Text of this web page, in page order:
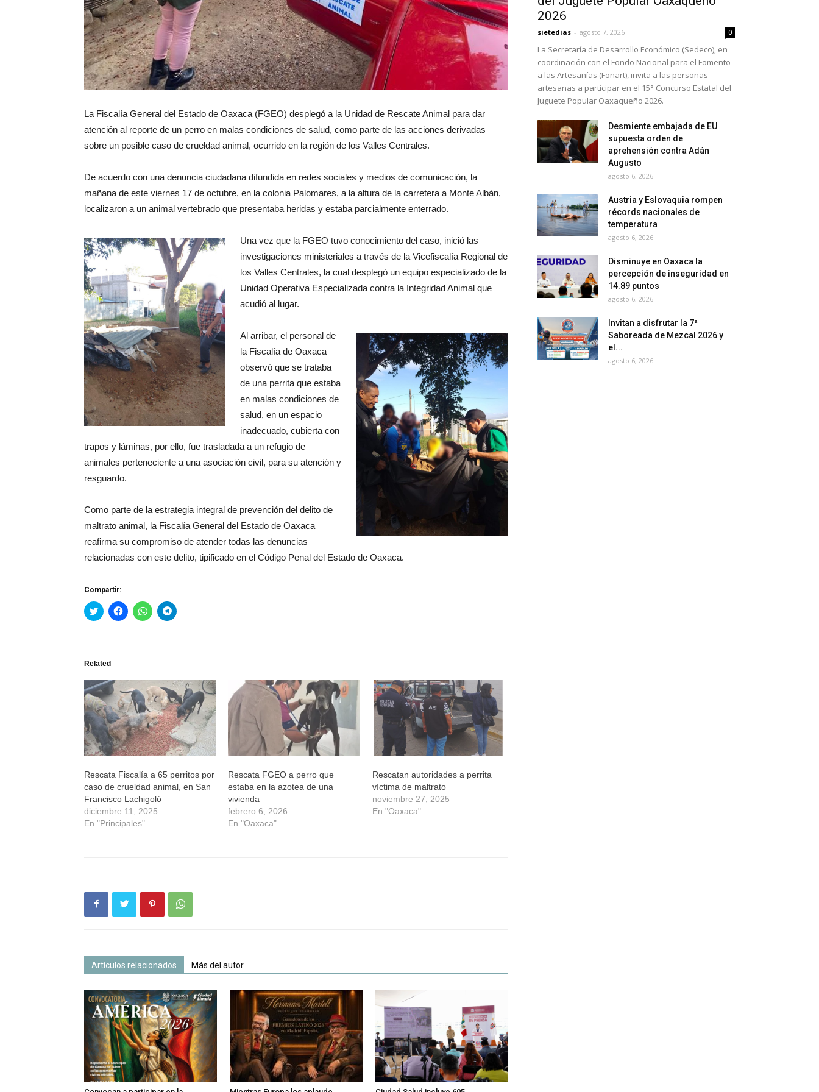
La Fiscalía General del Estado de Oaxaca (FGEO) desplegó a la Unidad de Rescate Animal para dar
atención al reporte de un perro en malas condiciones de salud, como parte de las acciones derivadas
sobre un posible caso de crueldad animal, ocurrido en la región de los Valles Centrales.
De acuerdo con una denuncia ciudadana difundida en redes sociales y medios de comunicación, la
mañana de este viernes 17 de octubre, en la colonia Palomares, a la altura de la carretera a Monte Albán,
localizaron a un animal vertebrado que presentaba heridas y estaba parcialmente enterrado.
Una vez que la FGEO tuvo conocimiento del caso, inició las
investigaciones ministeriales a través de la Vicefiscalía Regional de
los Valles Centrales, la cual desplegó un equipo especializado de la
Unidad Operativa Especializada contra la Integridad Animal que
acudió al lugar.
Al arribar, el personal de
la Fiscalía de Oaxaca
observó que se trataba
de una perrita que estaba
en malas condiciones de
salud, en un espacio
inadecuado, cubierta con
trapos y láminas, por ello, fue trasladada a un refugio de
animales perteneciente a una asociación civil, para su atención y
resguardo.
Como parte de la estrategia integral de prevención del delito de
maltrato animal, la Fiscalía General del Estado de Oaxaca
reafirma su compromiso de atender todas las denuncias
relacionadas con este delito, tipificado en el Código Penal del Estado de Oaxaca.
Compartir:
Haz
clic
Twitter
abre
una
ventana
nueva)
Haz
clic
una
ventana
nueva)
Haz
clic
una
ventana
nueva)
Haz
clic
una
ventana
nueva)
Related
Rescata Fiscalía a 65 perritos por
caso de crueldad animal, en San
Francisco Lachigoló
diciembre 11, 2025
En "Principales"
Rescata FGEO a perro que
estaba en la azotea de una
vivienda
febrero 6, 2026
En "Oaxaca"
Rescatan autoridades a perrita
víctima de maltrato
noviembre 27, 2025
En "Oaxaca"
Artículos relacionados Más del autor
2026
sietedias - agosto 7, 2026 0
La Secretaría de Desarrollo Económico (Sedeco), en
coordinación con el Fondo Nacional para el Fomento
a las Artesanías (Fonart), invita a las personas
artesanas a participar en el 15° Concurso Estatal del
Juguete Popular Oaxaqueño 2026.
Desmiente embajada de EU
supuesta orden de
aprehensión contra Adán
Augusto
agosto 6, 2026
Austria y Eslovaquia rompen
récords nacionales de
temperatura
agosto 6, 2026
Disminuye en Oaxaca la
percepción de inseguridad en
14.89 puntos
agosto 6, 2026
Invitan a disfrutar la 7ª
Saboreada de Mezcal 2026 y
el...
agosto 6, 2026